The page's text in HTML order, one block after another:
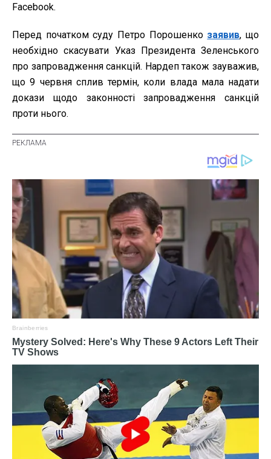
Facebook.
Перед початком суду Петро Порошенко заявив, що
необхідно скасувати Указ Президента Зеленського
про запровадження санкцій. Нардеп також зауважив,
що 9 червня сплив термін, коли влада мала надати
докази щодо законності запровадження санкцій
проти нього.